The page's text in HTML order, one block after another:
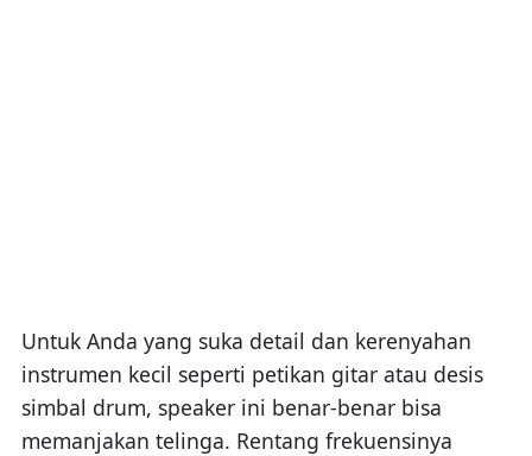
Untuk Anda yang suka detail dan kerenyahan
instrumen kecil seperti petikan gitar atau desis
simbal drum, speaker ini benar-benar bisa
memanjakan telinga. Rentang frekuensinya